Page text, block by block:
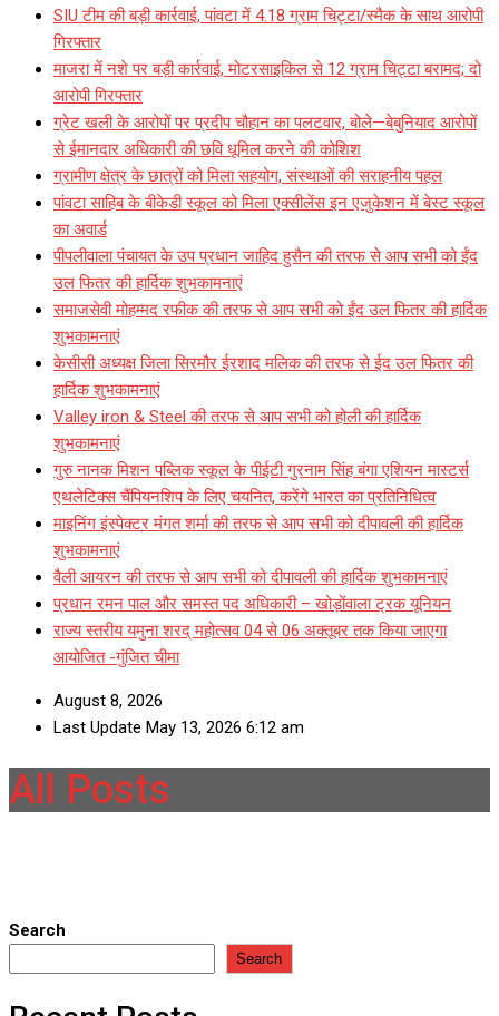
SIU टीम की बड़ी कार्रवाई, पांवटा में 4.18 ग्राम चिट्टा/स्मैक के साथ आरोपी
गिरफ्तार
माजरा में नशे पर बड़ी कार्रवाई, मोटरसाइकिल से 12 ग्राम चिट्टा बरामद; दो
आरोपी गिरफ्तार
ग्रेट खली के आरोपों पर प्रदीप चौहान का पलटवार, बोले—बेबुनियाद आरोपों
से ईमानदार अधिकारी की छवि धूमिल करने की कोशिश
ग्रामीण क्षेत्र के छात्रों को मिला सहयोग, संस्थाओं की सराहनीय पहल
पांवटा साहिब के बीकेडी स्कूल को मिला एक्सीलेंस इन एजुकेशन में बेस्ट स्कूल
का अवार्ड
पीपलीवाला पंचायत के उप प्रधान जाहिद हुसैन की तरफ से आप सभी को ईंद
उल फितर की हार्दिक शुभकामनाएं
समाजसेवी मोहम्मद रफीक की तरफ से आप सभी को ईंद उल फितर की हार्दिक
शुभकामनाएं
केसीसी अध्यक्ष जिला सिरमौर ईरशाद मलिक की तरफ से ईद उल फितर की
हार्दिक शुभकामनाएं
Valley iron & Steel की तरफ से आप सभी को होली की हार्दिक
शुभकामनाएं
गुरु नानक मिशन पब्लिक स्कूल के पीईटी गुरनाम सिंह बंगा एशियन मास्टर्स
एथलेटिक्स चैंपियनशिप के लिए चयनित, करेंगे भारत का प्रतिनिधित्व
माइनिंग इंस्पेक्टर मंगत शर्मा की तरफ से आप सभी को दीपावली की हार्दिक
शुभकामनाएं
वैली आयरन की तरफ से आप सभी को दीपावली की हार्दिक शुभकामनाएं
प्रधान रमन पाल और समस्त पद अधिकारी – खोड़ोंवाला ट्रक यूनियन
राज्य स्तरीय यमुना शरद् महोत्सव 04 से 06 अक्तूबर तक किया जाएगा
आयोजित -गुंजित चीमा
August 8, 2026
Last Update May 13, 2026 6:12 am
All Posts
Search
Search